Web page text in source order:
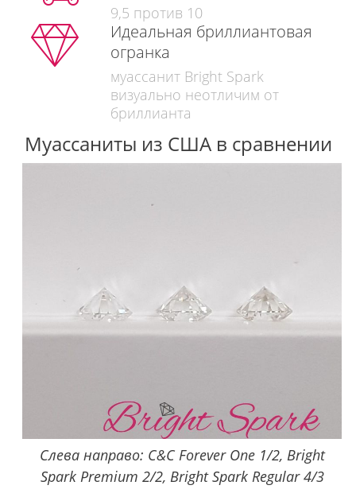
9,5 против 10
Идеальная бриллиантовая
огранка
муассанит Bright Spark
визуально неотличим от
бриллианта
Муассаниты из США в сравнении
Слева направо: C&C Forever One 1/2, Bright
Spark Premium 2/2, Bright Spark Regular 4/3